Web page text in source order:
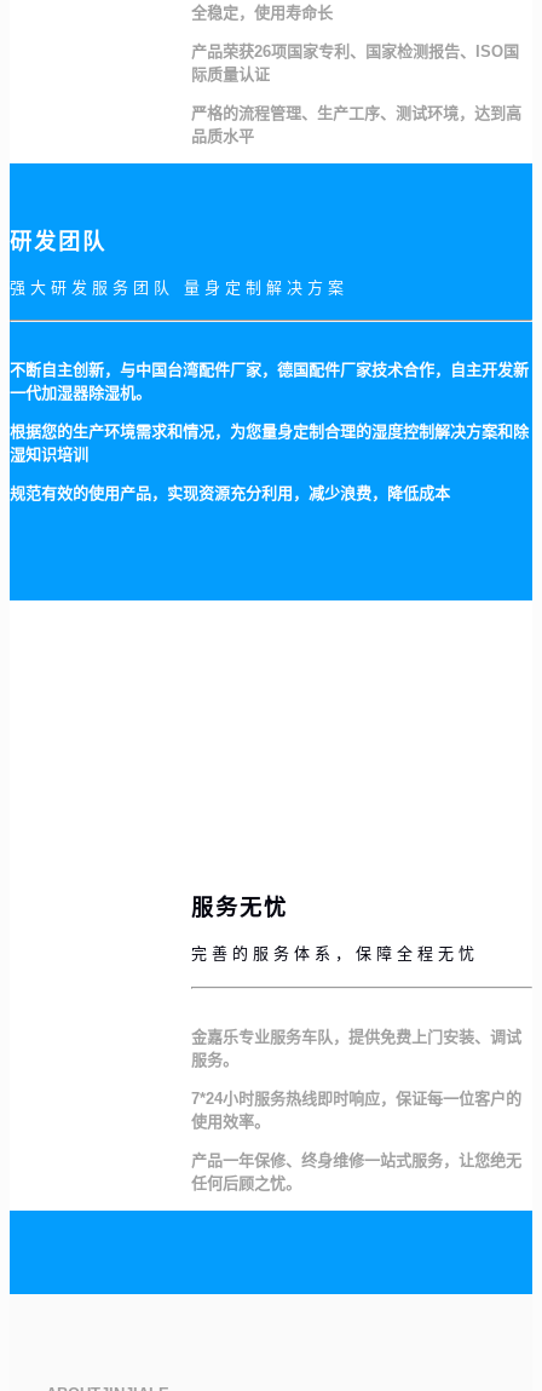
全稳定，使用寿命长
产品荣获26项国家专利、国家检测报告、ISO国
际质量认证
严格的流程管理、生产工序、测试环境，达到高
品质水平
研发团队
强大研发服务团队 量身定制解决方案
不断自主创新，与中国台湾配件厂家，德国配件厂家技术合作，自主开发新
一代加湿器除湿机。
根据您的生产环境需求和情况，为您量身定制合理的湿度控制解决方案和除
湿知识培训
规范有效的使用产品，实现资源充分利用，减少浪费，降低成本
服务无忧
完善的服务体系，保障全程无忧
金嘉乐专业服务车队，提供免费上门安装、调试
服务。
7*24小时服务热线即时响应，保证每一位客户的
使用效率。
产品一年保修、终身维修一站式服务，让您绝无
任何后顾之忧。